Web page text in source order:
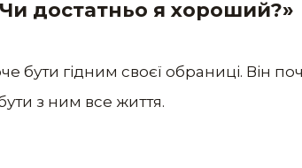
достатньо я хороший?»
бути гідним своєї обраниці. Він
з ним все життя.